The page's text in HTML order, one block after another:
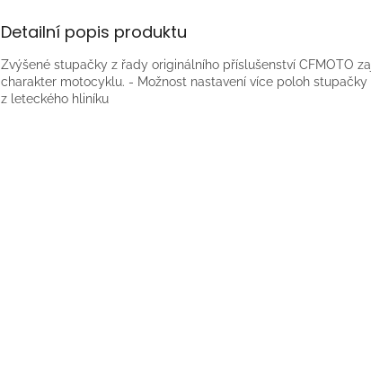
Detailní popis produktu
Zvýšené stupačky z řady originálního příslušenství CFMOTO
charakter motocyklu. - Možnost nastavení více poloh
z leteckého hliníku